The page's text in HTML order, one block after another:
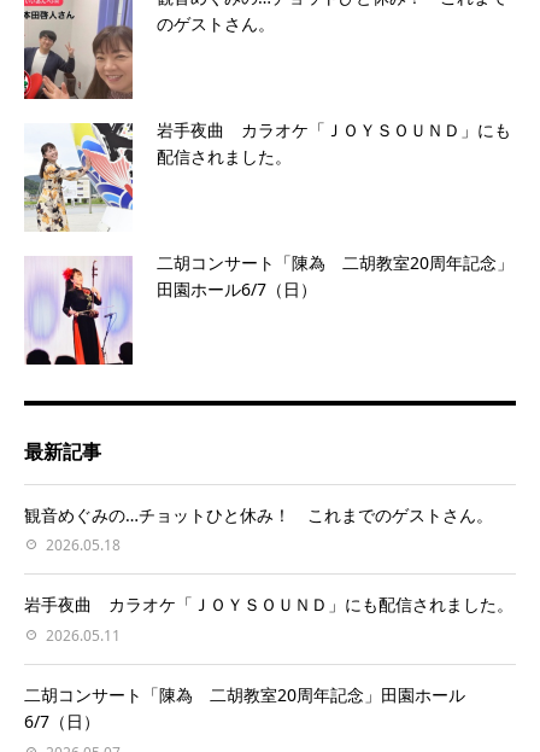
のゲストさん。
岩手夜曲 カラオケ「ＪＯＹＳＯＵＮＤ」にも
配信されました。
二胡コンサート「陳為 二胡教室20周年記念」
田園ホール6/7（日）
最新記事
観音めぐみの…チョットひと休み！ これまでのゲストさん。
2026.05.18
岩手夜曲 カラオケ「ＪＯＹＳＯＵＮＤ」にも配信されました。
2026.05.11
二胡コンサート「陳為 二胡教室20周年記念」田園ホール
6/7（日）